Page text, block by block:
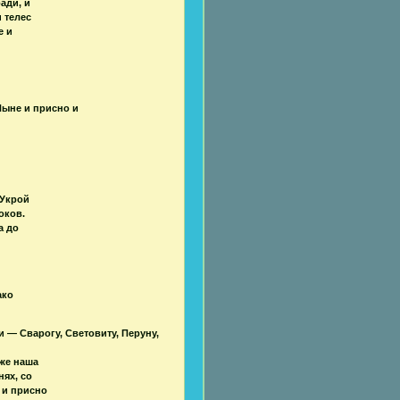
и
и
и присно и
до
Сварогу, Световиту, Перуну,
наша
со
присно